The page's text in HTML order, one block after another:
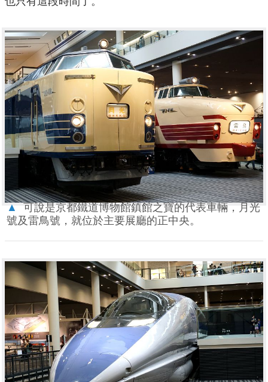
▲
可說是京都鐵道博物館鎮館之寶的代表車輛，月光
號及雷鳥號，就位於主要展廳的正中央。